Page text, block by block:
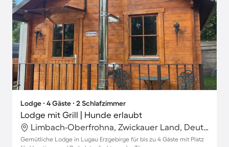
Lodge ∙ 4 Gäste ∙ 2 Schlafzimmer
Lodge mit Grill | Hunde erlaubt
Limbach-Oberfrohna, Zwickauer Land, Deutschland
Gemütliche Lodge in Lugau Erzgebirge für bis zu 4 Gäste mit Platz